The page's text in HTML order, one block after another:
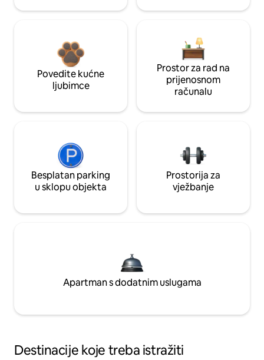
Povedite kućne
ljubimce
Prostor za rad na
prijenosnom
računalu
Besplatan parking
u sklopu objekta
Prostorija za
vježbanje
Apartman s dodatnim uslugama
Destinacije koje treba istražiti